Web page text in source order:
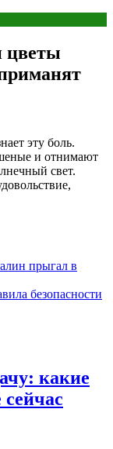
цветы
эту боль.
и отнимают
свет.
прыгал в
безопасности
какие
сейчас